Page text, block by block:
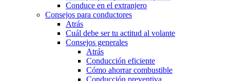
Conduce en el extranjero
Consejos para conductores
Atrás
Cuál debe ser tu actitud al volante
Consejos generales
Atrás
Conducción eficiente
Cómo ahorrar combustible